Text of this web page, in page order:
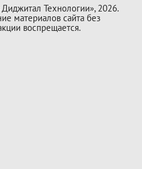
Технологии», 2026.
материалов сайта без
воспрещается.